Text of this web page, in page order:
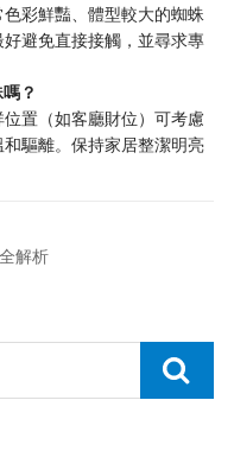
彩鮮豔、體型較大的蜘蛛
避免直接接觸，並尋求專
？
置（如客廳財位）可考慮
驅離。保持家居整潔明亮
解析